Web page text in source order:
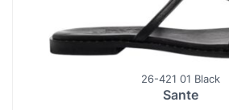
26-421 01 Black
Sante